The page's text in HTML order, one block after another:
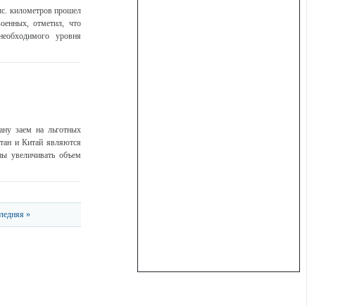
километров прошел
отметил, что
уровня
заем на льготных
и Китай являются
увеличивать объем
»